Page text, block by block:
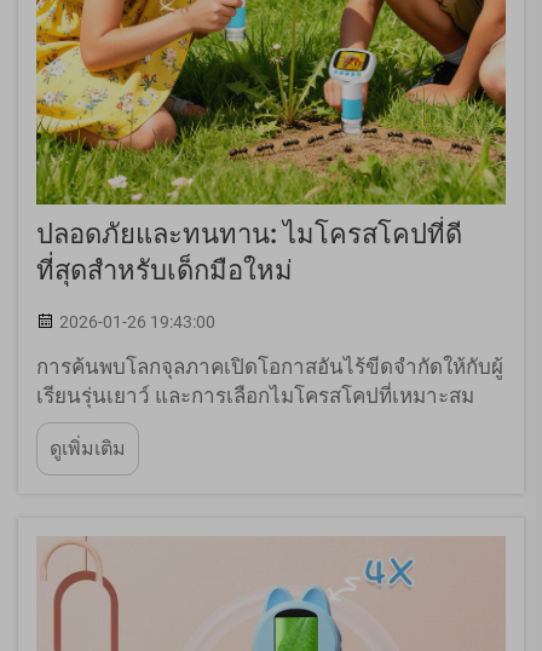
ปลอดภัยและทนทาน: ไมโครสโคปที่ดี
ที่สุดสำหรับเด็กมือใหม่
2026-01-26 19:43:00
การค้นพบโลกจุลภาคเปิดโอกาสอันไร้ขีดจำกัดให้กับผู้
เรียนรุ่นเยาว์ และการเลือกไมโครสโคปที่เหมาะสม
สำหรับการสำรวจของเด็กนั้นสำคัญยิ่งต่อการปลูกฝัง
ความอยากรู้ทางวิทยาศาสตร์ ไมโครสโคปเพื่อการ
ศึกษาที่ออกแบบมาโดยเฉพาะสำหรับเด็ก...
ดูเพิ่มเติม